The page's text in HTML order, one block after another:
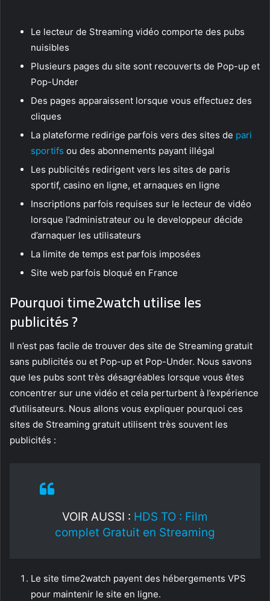
Le lecteur de Streaming vidéo comporte des pubs
nuisibles
Plusieurs pages du site sont recouverts de Pop-up et
Pop-Under
Des pages apparaissent lorsque vous effectuez des
cliques
La plateforme redirige parfois vers des sites de pari
sportifs ou des abonnements payant illégal
Les publicités redirigent vers les sites de paris
sportif, casino en ligne, et arnaques en ligne
Inscriptions parfois requises sur le lecteur de vidéo
lorsque l’administrateur ou le developpeur décide
d’arnaquer les utilisateurs
La limite de temps est parfois imposées
Site web parfois bloqué en France
Pourquoi time2watch utilise les
publicités ?
Il n’est pas facile de trouver des site de Streaming gratuit
sans publicités ou et Pop-up et Pop-Under. Nous savons
que les pubs sont très désagréables lorsque vous êtes
concentrer sur une vidéo et cela perturbent à l’expérience
d’utilisateurs. Nous allons vous expliquer pourquoi ces
sites de Streaming gratuit utilisent très souvent les
publicités :
VOIR AUSSI : HDS TO : Film
complet Gratuit en Streaming
Le site time2watch payent des hébergements VPS
pour maintenir le site en ligne.